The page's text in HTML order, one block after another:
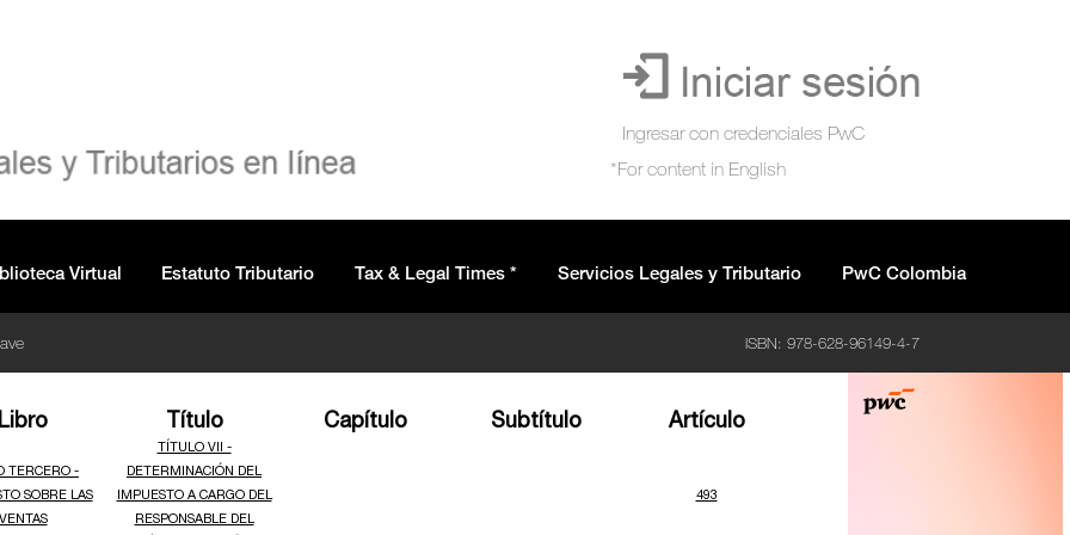
Virtual Estatuto Tributario Tax & Legal Times * Servicios Legales y Tributario PwC Colombia
ISBN: 978-628-96149-4-7